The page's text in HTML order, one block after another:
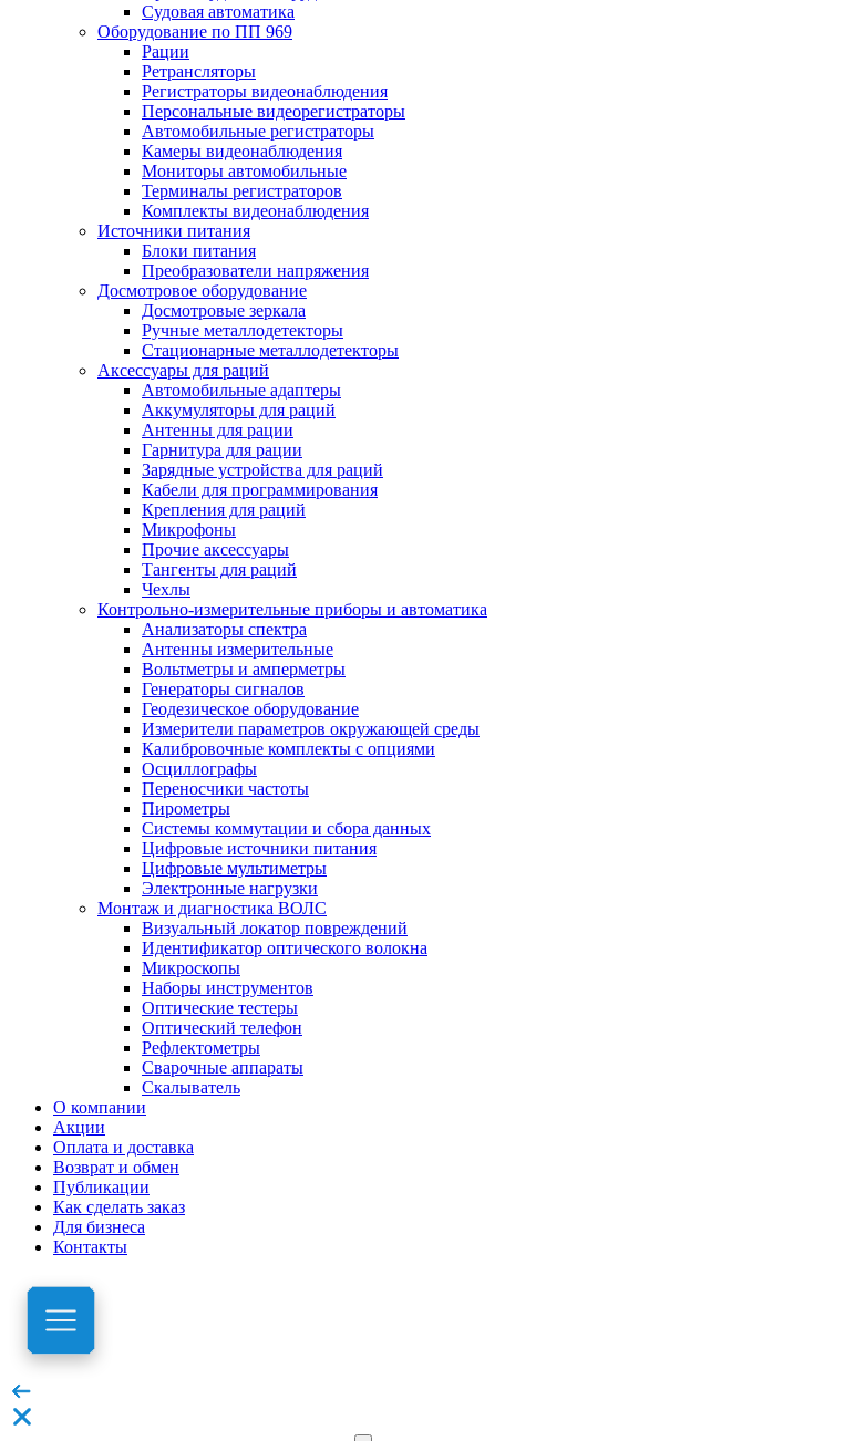
Судовая автоматика
Оборудование по ПП 969
Рации
Ретрансляторы
Регистраторы видеонаблюдения
Персональные видеорегистраторы
Автомобильные регистраторы
Камеры видеонаблюдения
Мониторы автомобильные
Терминалы регистраторов
Комплекты видеонаблюдения
Источники питания
Блоки питания
Преобразователи напряжения
Досмотровое оборудование
Досмотровые зеркала
Ручные металлодетекторы
Стационарные металлодетекторы
Аксессуары для раций
Автомобильные адаптеры
Аккумуляторы для раций
Антенны для рации
Гарнитура для рации
Зарядные устройства для раций
Кабели для программирования
Крепления для раций
Микрофоны
Прочие аксессуары
Тангенты для раций
Чехлы
Контрольно-измерительные приборы и автоматика
Анализаторы спектра
Антенны измерительные
Вольтметры и амперметры
Генераторы сигналов
Геодезическое оборудование
Измерители параметров окружающей среды
Калибровочные комплекты с опциями
Осциллографы
Переносчики частоты
Пирометры
Системы коммутации и сбора данных
Цифровые источники питания
Цифровые мультиметры
Электронные нагрузки
Монтаж и диагностика ВОЛС
Визуальный локатор повреждений
Идентификатор оптического волокна
Микроскопы
Наборы инструментов
Оптические тестеры
Оптический телефон
Рефлектометры
Сварочные аппараты
Скалыватель
О компании
Акции
Оплата и доставка
Возврат и обмен
Публикации
Как сделать заказ
Для бизнеса
Контакты